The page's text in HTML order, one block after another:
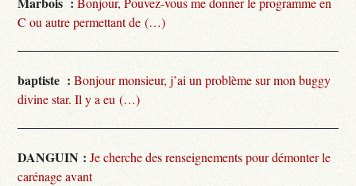
C ou autre permettant de (…)
baptiste : Bonjour monsieur, j’ai un problème sur mon buggy
divine star. Il y a eu (…)
DANGUIN : Je cherche des renseignements pour démonter le
carénage avant